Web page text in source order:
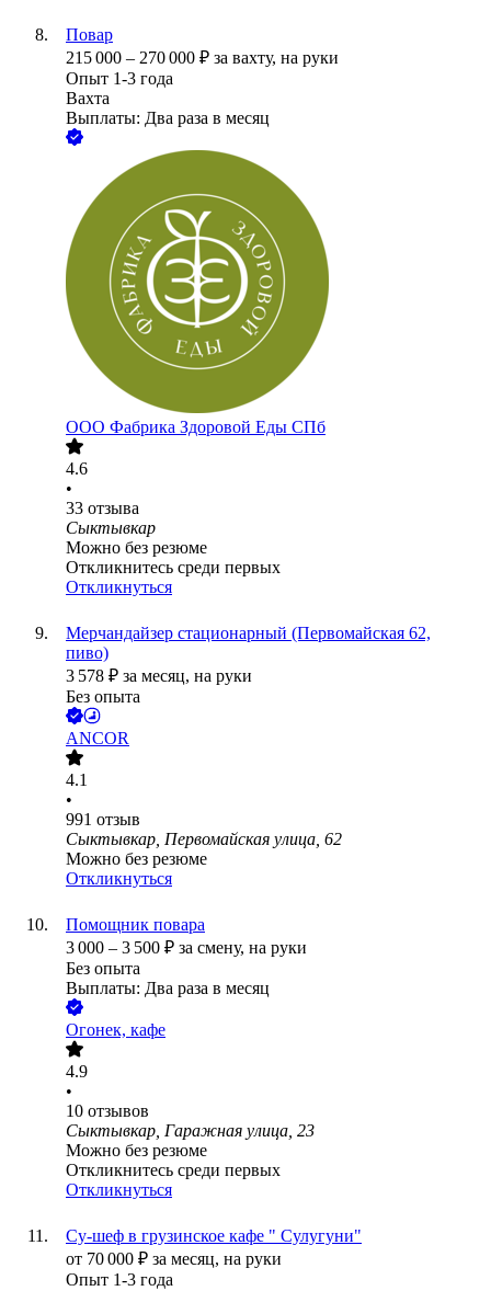
Повар
215 000 – 270 000 ₽ за вахту, на руки
Опыт 1-3 года
Вахта
Выплаты: Два раза в месяц
ООО Фабрика Здоровой Еды СПб
4.6
•
33 отзыва
Сыктывкар
Можно без резюме
Откликнитесь среди первых
Откликнуться
Мерчандайзер стационарный (Первомайская 62,
пиво)
3 578 ₽ за месяц, на руки
Без опыта
ANCOR
4.1
•
991 отзыв
Сыктывкар, Первомайская улица, 62
Можно без резюме
Откликнуться
Помощник повара
3 000 – 3 500 ₽ за смену, на руки
Без опыта
Выплаты: Два раза в месяц
Огонек, кафе
4.9
•
10 отзывов
Сыктывкар, Гаражная улица, 23
Можно без резюме
Откликнитесь среди первых
Откликнуться
Су-шеф в грузинское кафе " Сулугуни"
от 70 000 ₽ за месяц, на руки
Опыт 1-3 года